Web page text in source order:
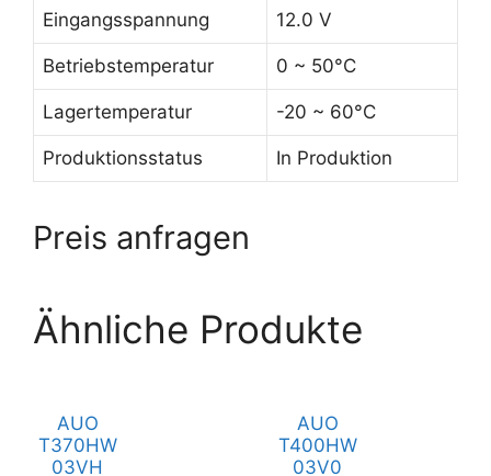
Eingangsspannung 12.0 V
Betriebstemperatur 0 ~ 50°C
Lagertemperatur -20 ~ 60°C
Produktionsstatus In Produktion
Preis anfragen
Ähnliche Produkte
AUO
T370HW
03VH
AUO
T400HW
03V0